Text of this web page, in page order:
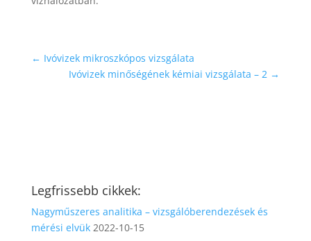
← Ivóvizek mikroszkópos vizsgálata
Ivóvizek minőségének kémiai vizsgálata – 2 →
Legfrissebb cikkek:
Nagyműszeres analitika – vizsgálóberendezések és
mérési elvük 2022-10-15